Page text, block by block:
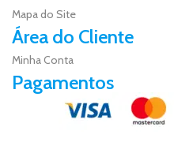
Mapa do Site
Área do Cliente
Minha Conta
Pagamentos